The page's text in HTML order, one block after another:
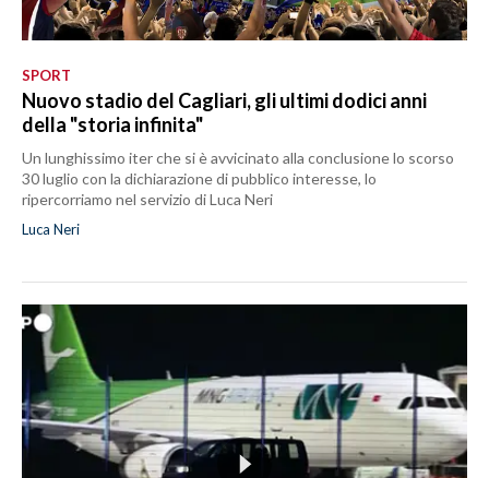
SPORT
Nuovo stadio del Cagliari, gli ultimi dodici anni
della "storia infinita"
Un lunghissimo iter che si è avvicinato alla conclusione lo scorso
30 luglio con la dichiarazione di pubblico interesse, lo
ripercorriamo nel servizio di Luca Neri
Luca Neri